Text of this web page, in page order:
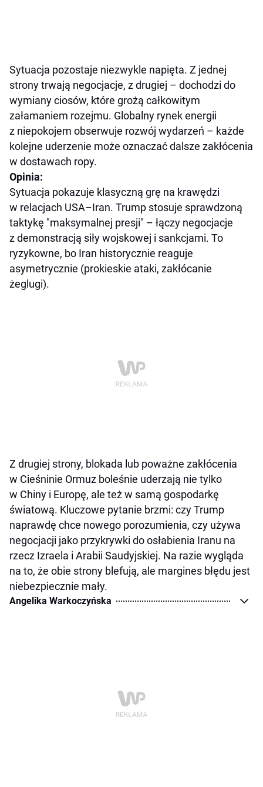
Sytuacja pozostaje niezwykle napięta. Z jednej
strony trwają negocjacje, z drugiej – dochodzi do
wymiany ciosów, które grożą całkowitym
załamaniem rozejmu. Globalny rynek energii
z niepokojem obserwuje rozwój wydarzeń – każde
kolejne uderzenie może oznaczać dalsze zakłócenia
w dostawach ropy.
Opinia:
Sytuacja pokazuje klasyczną grę na krawędzi
w relacjach USA–Iran. Trump stosuje sprawdzoną
taktykę "maksymalnej presji" – łączy negocjacje
z demonstracją siły wojskowej i sankcjami. To
ryzykowne, bo Iran historycznie reaguje
asymetrycznie (prokieskie ataki, zakłócanie
żeglugi).
Z drugiej strony, blokada lub poważne zakłócenia
w Cieśninie Ormuz boleśnie uderzają nie tylko
w Chiny i Europę, ale też w samą gospodarkę
światową. Kluczowe pytanie brzmi: czy Trump
naprawdę chce nowego porozumienia, czy używa
negocjacji jako przykrywki do osłabienia Iranu na
rzecz Izraela i Arabii Saudyjskiej. Na razie wygląda
na to, że obie strony blefują, ale margines błędu jest
niebezpiecznie mały.
Angelika Warkoczyńska